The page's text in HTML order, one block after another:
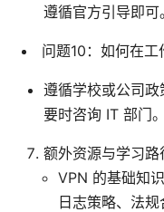
遵循官方引导即可。
问题10：如何在工
遵循学校或公司
要时咨询 IT 部门。
额外资源与学习路
VPN 的基础知
日志策略、法规